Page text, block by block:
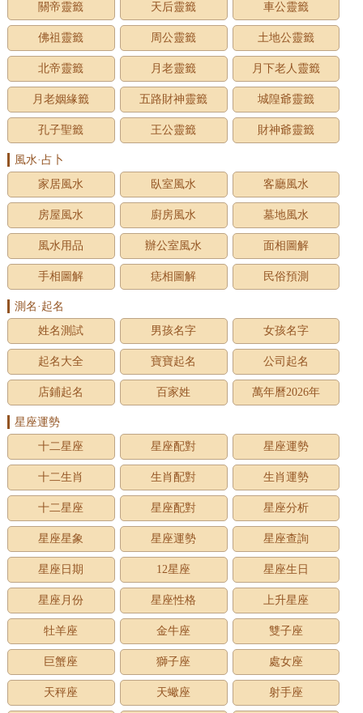
關帝靈籤 天后靈籤 車公靈籤
佛祖靈籤 周公靈籤 土地公靈籤
北帝靈籤 月老靈籤 月下老人靈籤
月老姻緣籤 五路財神靈籤 城隍爺靈籤
孔子聖籤 王公靈籤 財神爺靈籤
風水·占卜
家居風水
臥室風水 客廳風水
房屋風水 廚房風水 墓地風水
風水用品 辦公室風水 面相圖解
手相圖解 痣相圖解 民俗預測
測名·起名
姓名測試
男孩名字 女孩名字
起名大全 寶寶起名 公司起名
店鋪起名 百家姓 萬年曆2026年
星座運勢
十二星座
星座配對 星座運勢
十二生肖 生肖配對 生肖運勢
十二星座 星座配對 星座分析
星座星象 星座運勢 星座查詢
星座日期 12星座 星座生日
星座月份 星座性格 上升星座
牡羊座 金牛座 雙子座
巨蟹座 獅子座 處女座
天秤座 天蠍座 射手座